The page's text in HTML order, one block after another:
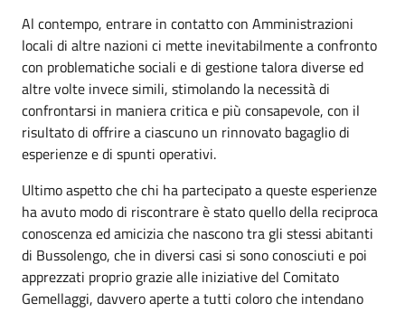
Al contempo, entrare in contatto con Amministrazioni
locali di altre nazioni ci mette inevitabilmente a confronto
con problematiche sociali e di gestione talora diverse ed
altre volte invece simili, stimolando la necessità di
confrontarsi in maniera critica e più consapevole, con il
risultato di offrire a ciascuno un rinnovato bagaglio di
esperienze e di spunti operativi.
Ultimo aspetto che chi ha partecipato a queste esperienze
ha avuto modo di riscontrare è stato quello della reciproca
conoscenza ed amicizia che nascono tra gli stessi abitanti
di Bussolengo, che in diversi casi si sono conosciuti e poi
apprezzati proprio grazie alle iniziative del Comitato
Gemellaggi, davvero aperte a tutti coloro che intendano